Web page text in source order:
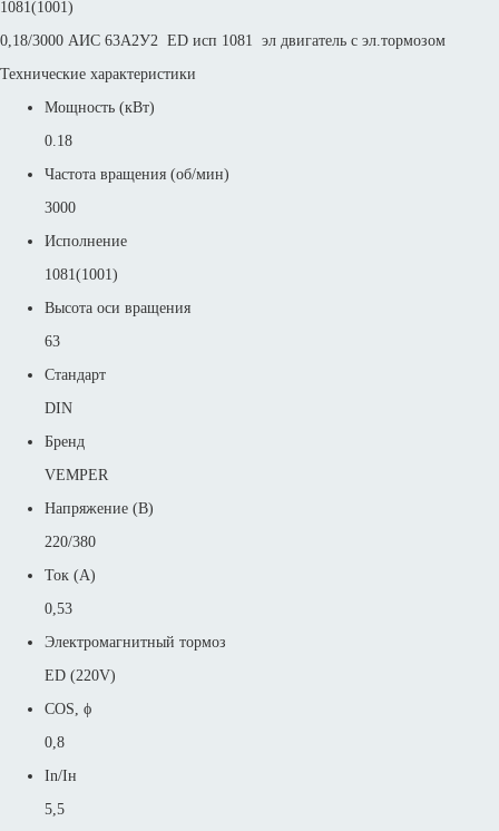
1081(1001)
0,18/3000 АИС 63А2У2 ED исп 1081 эл двигатель с эл.тормозом
Технические характеристики
Мощность (кВт)
0.18
Частота вращения (об/мин)
3000
Исполнение
1081(1001)
Высота оси вращения
63
Стандарт
DIN
Бренд
VEMPER
Напряжение (В)
220/380
Ток (А)
0,53
Электромагнитный тормоз
ED (220V)
COS, ϕ
0,8
In/Iн
5,5